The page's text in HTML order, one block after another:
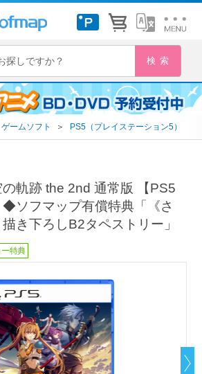
ゲームソフト ＞ PS5（プレイステーション5）
の軌跡 the 2nd 通常版 【PS5
ソフマップ有償特典「《さ
き下ろしB2タペストリー」
ー特典